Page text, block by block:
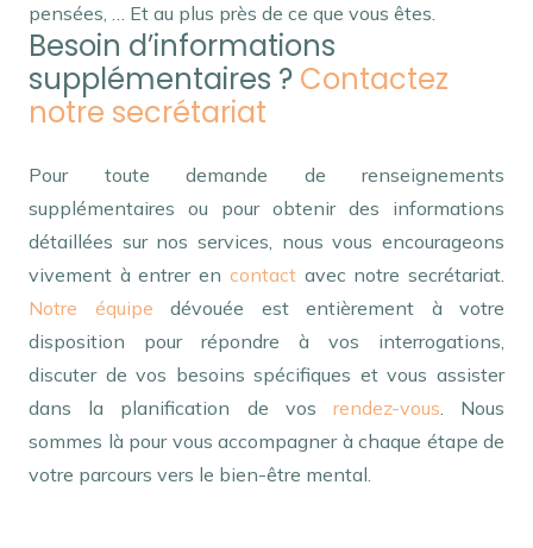
pensées, … Et au plus près de ce que vous êtes.
Besoin d’informations
supplémentaires ? Contactez
notre secrétariat
Pour toute demande de renseignements
supplémentaires ou pour obtenir des informations
détaillées sur nos services, nous vous encourageons
vivement à entrer en contactavec notre secrétariat.
Notre équipe dévouée est entièrement à votre
disposition pour répondre à vos interrogations,
discuter de vos besoins spécifiques et vous assister
dans la planification de vos rendez-vous. Nous
sommes là pour vous accompagner à chaque étape de
votre parcours vers le bien-être mental.